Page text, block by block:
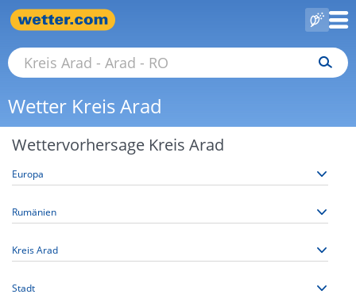
Wetter Kreis Arad
Wettervorhersage Kreis Arad